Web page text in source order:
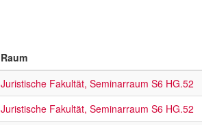
Raum
Juristische Fakultät, Seminarraum S6 HG.52
Juristische Fakultät, Seminarraum S6 HG.52